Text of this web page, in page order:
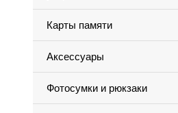
Карты памяти
Аксессуары
Фотосумки и рюкзаки